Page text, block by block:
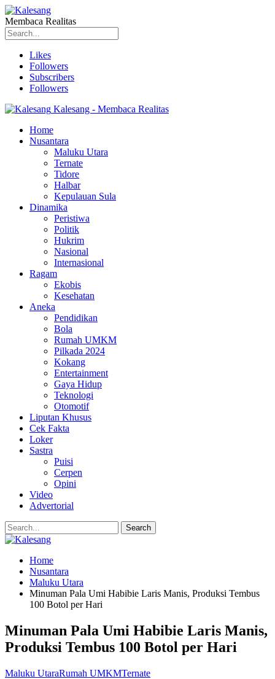
Membaca Realitas
Likes
Followers
Subscribers
Followers
Kalesang - Membaca Realitas
Home
Nusantara
Maluku Utara
Ternate
Tidore
Halbar
Kepulauan Sula
Dinamika
Peristiwa
Politik
Hukrim
Nasional
Internasional
Ragam
Ekobis
Kesehatan
Aneka
Pendidikan
Bola
Rumah UMKM
Pilkada 2024
Kokang
Entertainment
Gaya Hidup
Teknologi
Otomotif
Liputan Khusus
Cek Fakta
Loker
Sastra
Puisi
Cerpen
Opini
Video
Advertorial
Home
Nusantara
Maluku Utara
Minuman Pala Umi Habibie Laris Manis, Produksi Tembus
100 Botol per Hari
Minuman Pala Umi Habibie Laris Manis,
Produksi Tembus 100 Botol per Hari
Maluku UtaraRumah UMKMTernate